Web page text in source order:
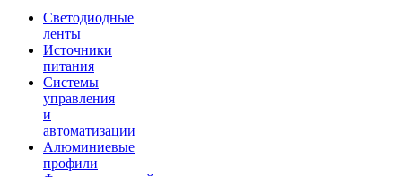
Светодиодные
ленты
Источники
питания
Системы
управления
и
автоматизации
Алюминиевые
профили